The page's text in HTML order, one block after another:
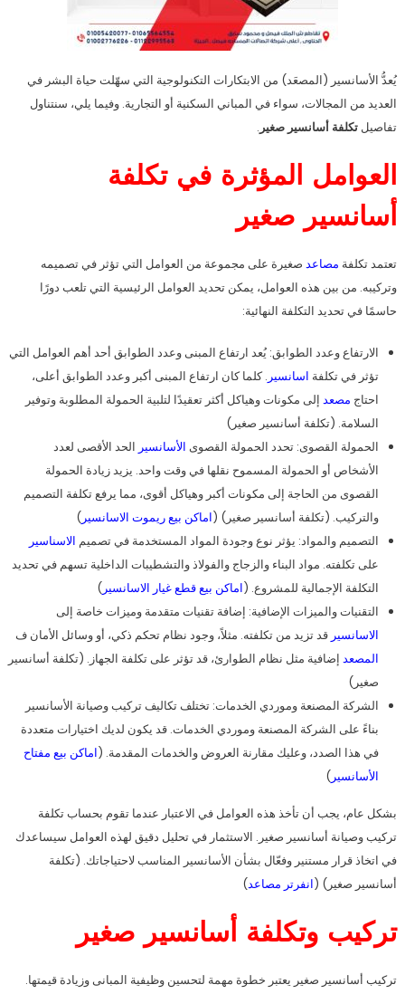
يُعدُّ الأسانسير (المصعَد) من الابتكارات التكنولوجية التي سهّلت حياة البشر في
العديد من المجالات، سواء في المباني السكنية أو التجارية. وفيما يلي، سنتناول
تفاصيل تكلفة أسانسير صغير.
العوامل المؤثرة في تكلفة
أسانسير صغير
تعتمد تكلفة مصاعدصغيرة على مجموعة من العوامل التي تؤثر في تصميمه
وتركيبه. من بين هذه العوامل، يمكن تحديد العوامل الرئيسية التي تلعب دورًا
حاسمًا في تحديد التكلفة النهائية:
الارتفاع وعدد الطوابق: يُعد ارتفاع المبنى وعدد الطوابق أحد أهم العوامل التي
تؤثر في تكلفة اسانسير . كلما كان ارتفاع المبنى أكبر وعدد الطوابق أعلى،
احتاج مصعدإلى مكونات وهياكل أكثر تعقيدًا لتلبية الحمولة المطلوبة وتوفير
السلامة. (تكلفة أسانسير صغير)
الحمولة القصوى: تحدد الحمولة القصوى الأسانسير الحد الأقصى لعدد
الأشخاص أو الحمولة المسموح نقلها في وقت واحد. يزيد زيادة الحمولة
القصوى من الحاجة إلى مكونات أكبر وهياكل أقوى، مما يرفع تكلفة التصميم
والتركيب. (تكلفة أسانسير صغير) (اماكن بيع ريموت الاسانسير)
التصميم والمواد: يؤثر نوع وجودة المواد المستخدمة في تصميم الاسناسير
على تكلفته. مواد البناء والزجاج والفولاذ والتشطيبات الداخلية تسهم في تحديد
التكلفة الإجمالية للمشروع. (اماكن بيع قطع غيار الاسانسير)
التقنيات والميزات الإضافية: إضافة تقنيات متقدمة وميزات خاصة إلى
الاسانسير قد تزيد من تكلفته. مثلاً، وجود نظام تحكم ذكي، أو وسائل الأمان ف
المصعدإضافية مثل نظام الطوارئ، قد تؤثر على تكلفة الجهاز. (تكلفة أسانسير
صغير)
الشركة المصنعة وموردي الخدمات: تختلف تكاليف تركيب وصيانة الأسانسير
بناءً على الشركة المصنعة وموردي الخدمات. قد يكون لديك اختيارات متعددة
في هذا الصدد، وعليك مقارنة العروض والخدمات المقدمة. (اماكن بيع مفتاح
الأسانسير)
بشكل عام، يجب أن تأخذ هذه العوامل في الاعتبار عندما تقوم بحساب تكلفة
تركيب وصيانة أسانسير صغير. الاستثمار في تحليل دقيق لهذه العوامل سيساعدك
في اتخاذ قرار مستنير وفعّال بشأن الأسانسير المناسب لاحتياجاتك. (تكلفة
أسانسير صغير) (انفرتر مصاعد)
تركيب وتكلفة أسانسير صغير
تركيب أسانسير صغير يعتبر خطوة مهمة لتحسين وظيفية المبانى وزيادة قيمتها.